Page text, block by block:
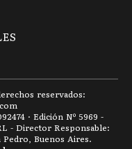
reservados:
· Edición Nº 5969 -
- Director Responsable:
Pedro, Buenos Aires.